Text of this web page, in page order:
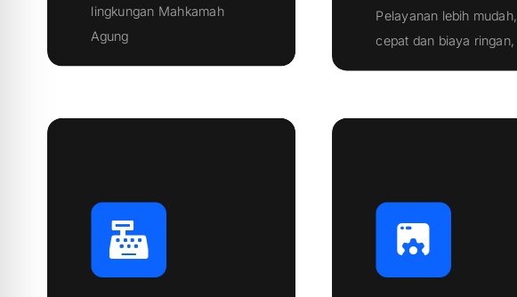
lingkungan Mahkamah
Agung
Pelayanan lebih mudah,
cepat dan biaya ringan,